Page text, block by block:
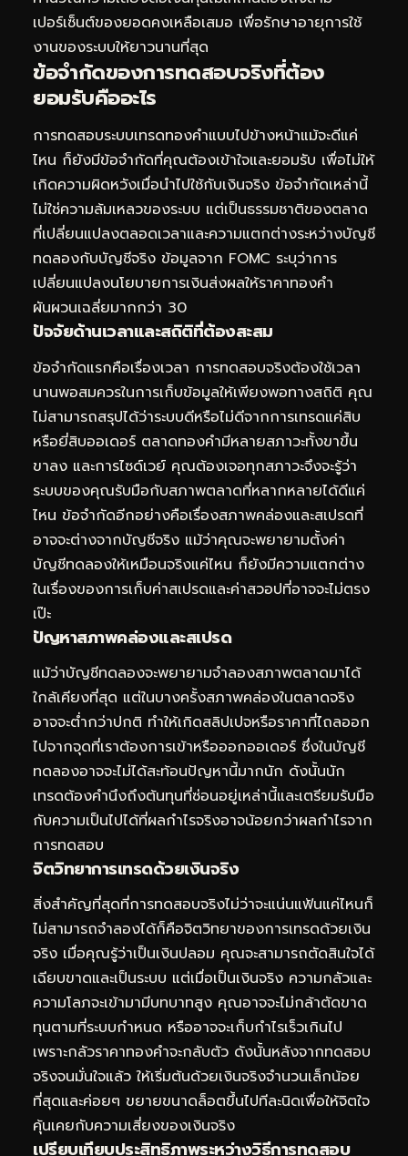
เปอร์เซ็นต์ของยอดคงเหลือเสมอ เพื่อรักษาอายุการใช้
งานของระบบให้ยาวนานที่สุด
ข้อจำกัดของการทดสอบจริงที่ต้อง
ยอมรับคืออะไร
การทดสอบระบบเทรดทองคำแบบไปข้างหน้าแม้จะดีแค่
ไหน ก็ยังมีข้อจำกัดที่คุณต้องเข้าใจและยอมรับ เพื่อไม่ให้
เกิดความผิดหวังเมื่อนำไปใช้กับเงินจริง ข้อจำกัดเหล่านี้
ไม่ใช่ความล้มเหลวของระบบ แต่เป็นธรรมชาติของตลาด
ที่เปลี่ยนแปลงตลอดเวลาและความแตกต่างระหว่างบัญชี
ทดลองกับบัญชีจริง ข้อมูลจาก FOMC ระบุว่าการ
เปลี่ยนแปลงนโยบายการเงินส่งผลให้ราคาทองคำ
ผันผวนเฉลี่ยมากกว่า 30
ปัจจัยด้านเวลาและสถิติที่ต้องสะสม
ข้อจำกัดแรกคือเรื่องเวลา การทดสอบจริงต้องใช้เวลา
นานพอสมควรในการเก็บข้อมูลให้เพียงพอทางสถิติ คุณ
ไม่สามารถสรุปได้ว่าระบบดีหรือไม่ดีจากการเทรดแค่สิบ
หรือยี่สิบออเดอร์ ตลาดทองคำมีหลายสภาวะทั้งขาขึ้น
ขาลง และการไซด์เวย์ คุณต้องเจอทุกสภาวะจึงจะรู้ว่า
ระบบของคุณรับมือกับสภาพตลาดที่หลากหลายได้ดีแค่
ไหน ข้อจำกัดอีกอย่างคือเรื่องสภาพคล่องและสเปรดที่
อาจจะต่างจากบัญชีจริง แม้ว่าคุณจะพยายามตั้งค่า
บัญชีทดลองให้เหมือนจริงแค่ไหน ก็ยังมีความแตกต่าง
ในเรื่องของการเก็บค่าสเปรดและค่าสวอปที่อาจจะไม่ตรง
เป๊ะ
ปัญหาสภาพคล่องและสเปรด
แม้ว่าบัญชีทดลองจะพยายามจำลองสภาพตลาดมาได้
ใกล้เคียงที่สุด แต่ในบางครั้งสภาพคล่องในตลาดจริง
อาจจะต่ำกว่าปกติ ทำให้เกิดสลิปเปจหรือราคาที่ไถลออก
ไปจากจุดที่เราต้องการเข้าหรือออกออเดอร์ ซึ่งในบัญชี
ทดลองอาจจะไม่ได้สะท้อนปัญหานี้มากนัก ดังนั้นนัก
เทรดต้องคำนึงถึงต้นทุนที่ซ่อนอยู่เหล่านี้และเตรียมรับมือ
กับความเป็นไปได้ที่ผลกำไรจริงอาจน้อยกว่าผลกำไรจาก
การทดสอบ
จิตวิทยาการเทรดด้วยเงินจริง
สิ่งสำคัญที่สุดที่การทดสอบจริงไม่ว่าจะแน่นแฟ้นแค่ไหนก็
ไม่สามารถจำลองได้ก็คือจิตวิทยาของการเทรดด้วยเงิน
จริง เมื่อคุณรู้ว่าเป็นเงินปลอม คุณจะสามารถตัดสินใจได้
เฉียบขาดและเป็นระบบ แต่เมื่อเป็นเงินจริง ความกลัวและ
ความโลภจะเข้ามามีบทบาทสูง คุณอาจจะไม่กล้าตัดขาด
ทุนตามที่ระบบกำหนด หรืออาจจะเก็บกำไรเร็วเกินไป
เพราะกลัวราคาทองคำจะกลับตัว ดังนั้นหลังจากทดสอบ
จริงจนมั่นใจแล้ว ให้เริ่มต้นด้วยเงินจริงจำนวนเล็กน้อย
ที่สุดและค่อยๆ ขยายขนาดล็อตขึ้นไปทีละนิดเพื่อให้จิตใจ
คุ้นเคยกับความเสี่ยงของเงินจริง
เปรียบเทียบประสิทธิภาพระหว่างวิธีการทดสอบ